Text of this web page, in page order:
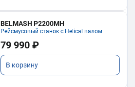
BELMASH P2200MH
Рейсмусовый станок с Helical валом
79 990 ₽
В корзину